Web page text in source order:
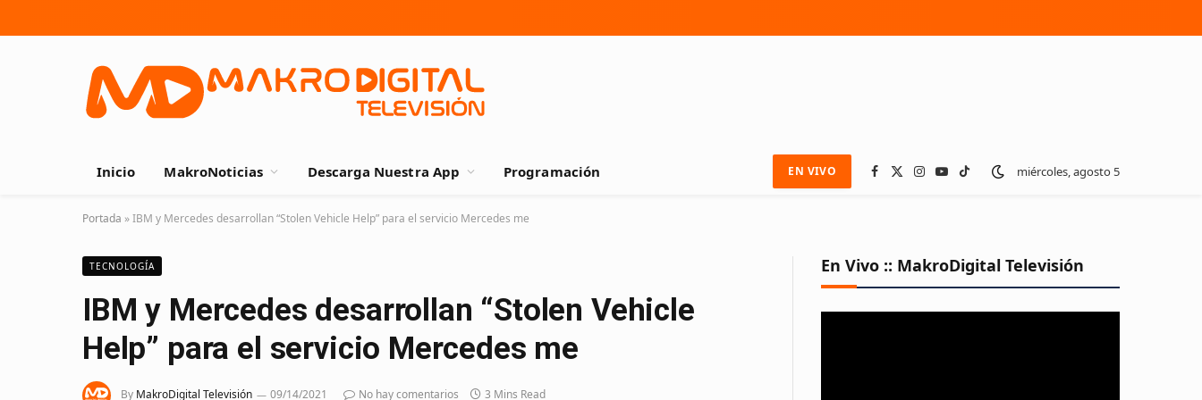
Inicio MakroNoticias Descarga Nuestra App Programación EN VIVO Facebook
X
Instagram
YouTube
TikTok miércoles, agosto 5
Portada »IBM y Mercedes desarrollan “Stolen Vehicle Help” para el servicio Mercedes me
TECNOLOGÍA
IBM y Mercedes desarrollan “Stolen Vehicle
Help” para el servicio Mercedes me
By MakroDigital Televisión 09/14/2021 No hay comentarios 3 Mins Read
En Vivo :: MakroDigital Televisión